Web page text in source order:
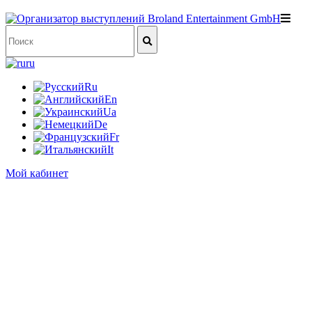
ru
Ru
En
Ua
De
Fr
It
Мой кабинет